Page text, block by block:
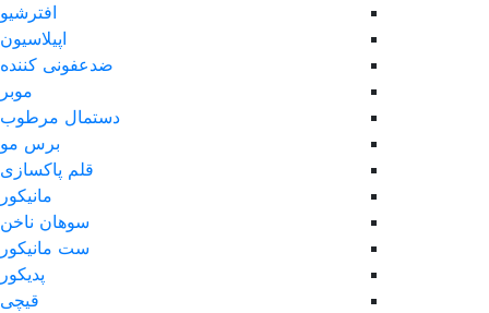
افترشیو
اپیلاسیون
ضدعفونی کننده
موبر
دستمال مرطوب
برس مو
قلم پاکسازی
مانیکور
سوهان ناخن
ست مانیکور
پدیکور
قیچی